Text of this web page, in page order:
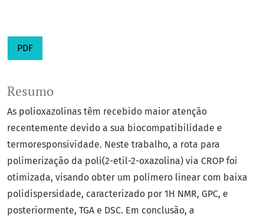
PDF
Resumo
As polioxazolinas têm recebido maior atenção
recentemente devido a sua biocompatibilidade e
termoresponsividade. Neste trabalho, a rota para
polimerização da poli(2-etil-2-oxazolina) via CROP foi
otimizada, visando obter um polímero linear com baixa
polidispersidade, caracterizado por 1H NMR, GPC, e
posteriormente, TGA e DSC. Em conclusão, a